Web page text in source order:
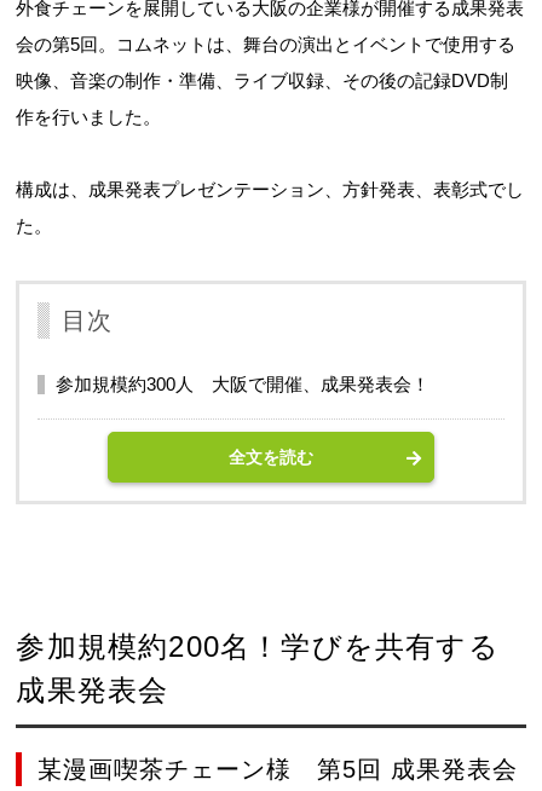
外食チェーンを展開している大阪の企業様が開催する成果発表
会の第5回。コムネットは、舞台の演出とイベントで使用する
映像、音楽の制作・準備、ライブ収録、その後の記録DVD制
作を行いました。
構成は、成果発表プレゼンテーション、方針発表、表彰式でし
た。
目次
参加規模約300人 大阪で開催、成果発表会！
全文を読む
参加規模約200名！学びを共有する
成果発表会
某漫画喫茶チェーン様 第5回 成果発表会